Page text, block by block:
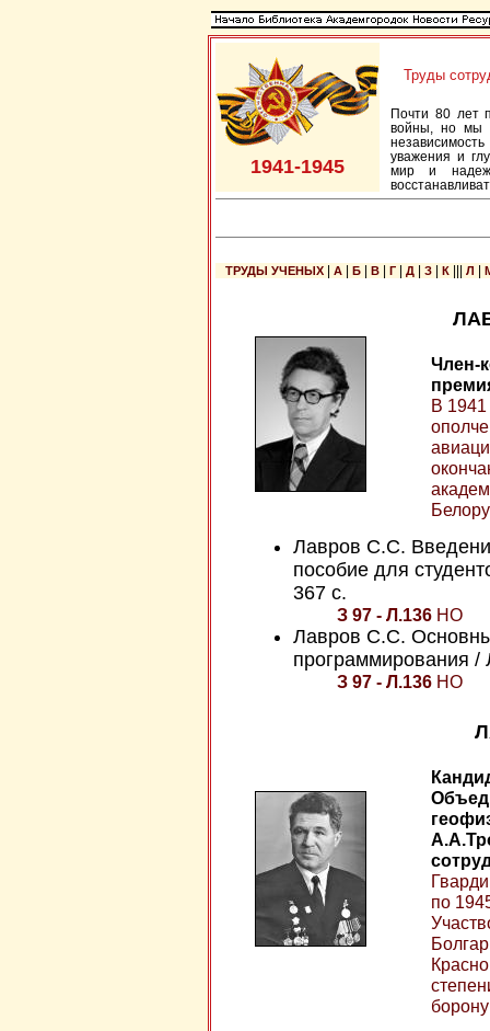
1941-1945
Труды
Почти 80 лет
войны, но мы
уважения и
мир и
ТРУДЫ УЧЕНЫХ А Б В Г Д З К Л
Член-
В 1941
Лавров С.С.
пособие для
367 с.
З 97 - Л.136НО
Лавров С.С.
программирования
З 97 - Л.136НО
по